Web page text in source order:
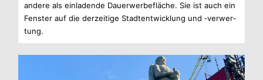
andere als ein­la­dende Dau­er­wer­be­flä­che. Sie ist auch ein
Fens­ter auf die der­zei­tige Stadt­ent­wick­lung und ‑ver­wer­
tung.